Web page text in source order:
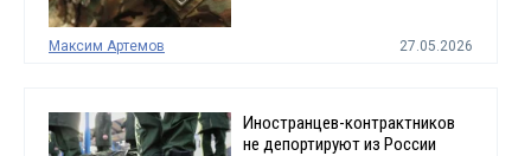
Максим Артемов 27.05.2026
Иностранцев-контрактников
не депортируют из России